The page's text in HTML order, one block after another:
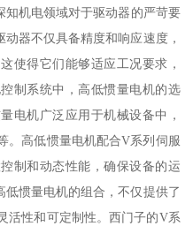
知机电领域对于驱动器的严苛要
器不仅具备精度和响应速度，
使得它们能够适应工况要求，
制系统中，高低惯量电机的选
电机广泛应用于机械设备中，
。高低惯量电机配合V系列伺服
制和动态性能，确保设备的运
低惯量电机的组合，不仅提供了
活性和可定制性。西门子的V系